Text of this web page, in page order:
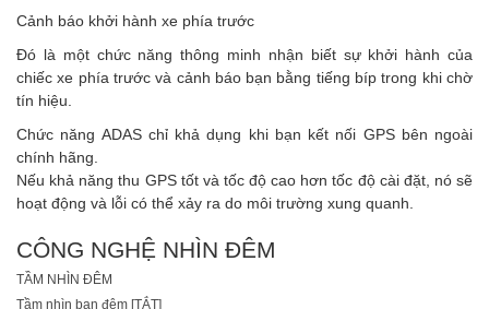
Cảnh báo khởi hành xe phía trước
Đó là một chức năng thông minh nhận biết sự khởi hành của
chiếc xe phía trước và cảnh báo bạn bằng tiếng bíp trong khi chờ
tín hiệu.
Chức năng ADAS chỉ khả dụng khi bạn kết nối GPS bên ngoài
chính hãng.
Nếu khả năng thu GPS tốt và tốc độ cao hơn tốc độ cài đặt, nó sẽ
hoạt động và lỗi có thể xảy ra do môi trường xung quanh.
CÔNG NGHỆ NHÌN ĐÊM
TẦM NHÌN ĐÊM
Tầm nhìn ban đêm [TẮT]